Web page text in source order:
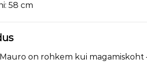
58 cm
on rohkem kui magamiskoht